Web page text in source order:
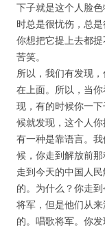
下子就是这个人脸
时总是很忧伤，总
你想把它提上去都
苦笑。
所以，我们有发现
在上面。所以，当
现，有的时候你一
候就发现，这个人
有一种是靠语言。
候，你走到解放前
走到今天的中国人
的。为什么？你走
将军，但是他们从
的。唱歌将军。你